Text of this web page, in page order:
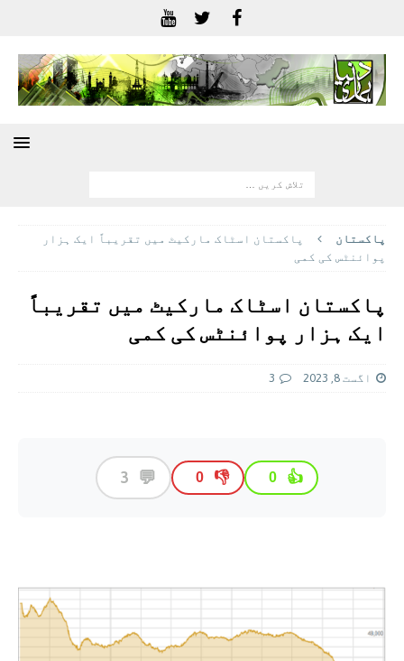
پاکستان
پاکستان اسٹاک مارکیٹ میں تقریباً ایک ہزار
پوائنٹس کی کمی
پاکستان اسٹاک مارکیٹ میں تقریباً
ایک ہزار پوائنٹس کی کمی
اگست 8, 2023 3
👍
0
👎
0
💬
3